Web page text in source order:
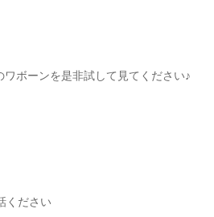
ボーンを是非試して見てください♪
ください